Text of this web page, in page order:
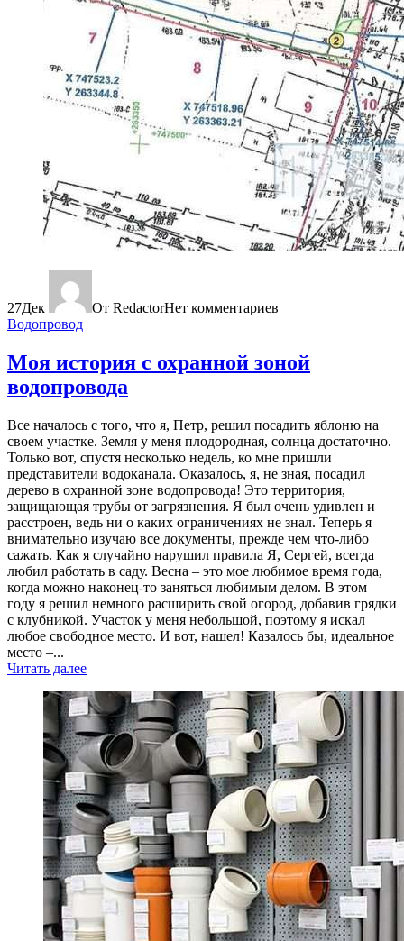
27Дек От RedactorНет комментариев
Водопровод
Моя история с охранной зоной
водопровода
Все началось с того, что я, Петр, решил посадить яблоню на
своем участке. Земля у меня плодородная, солнца достаточно.
Только вот, спустя несколько недель, ко мне пришли
представители водоканала. Оказалось, я, не зная, посадил
дерево в охранной зоне водопровода! Это территория,
защищающая трубы от загрязнения. Я был очень удивлен и
расстроен, ведь ни о каких ограничениях не знал. Теперь я
внимательно изучаю все документы, прежде чем что-либо
сажать. Как я случайно нарушил правила Я, Сергей, всегда
любил работать в саду. Весна – это мое любимое время года,
когда можно наконец-то заняться любимым делом. В этом
году я решил немного расширить свой огород, добавив грядки
с клубникой. Участок у меня небольшой, поэтому я искал
любое свободное место. И вот, нашел! Казалось бы, идеальное
место –...
Читать далее